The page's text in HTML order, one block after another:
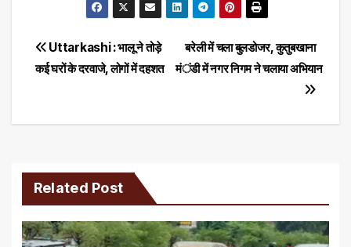
Post
navigation
बरेली में चला बुलडोजर, कुतुबखाना
मंडी में नगर निगम ने चलाया अभियान
Uttarkashi : भालू ने तोड़े
कई घरों के दरवाजे, लोगों में दहशत
Related Post